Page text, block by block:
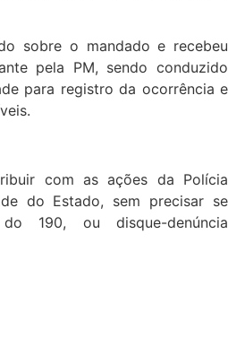
sobre o mandado e recebeu
pela PM, sendo conduzido
para registro da ocorrência e
com as ações da Polícia
do Estado, sem precisar se
190, ou disque-denúncia